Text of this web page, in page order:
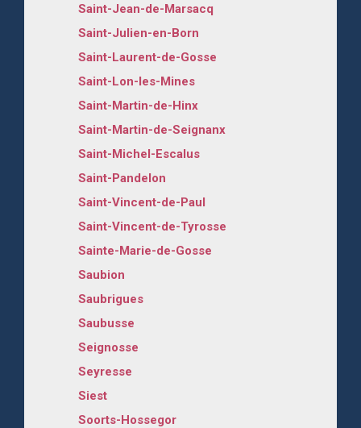
Saint-Jean-de-Marsacq
Saint-Julien-en-Born
Saint-Laurent-de-Gosse
Saint-Lon-les-Mines
Saint-Martin-de-Hinx
Saint-Martin-de-Seignanx
Saint-Michel-Escalus
Saint-Pandelon
Saint-Vincent-de-Paul
Saint-Vincent-de-Tyrosse
Sainte-Marie-de-Gosse
Saubion
Saubrigues
Saubusse
Seignosse
Seyresse
Siest
Soorts-Hossegor